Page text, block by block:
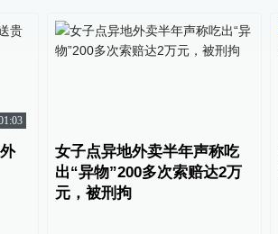
女子点异地外卖半年声称吃
出“异物”200多次索赔达2万
元，被刑拘